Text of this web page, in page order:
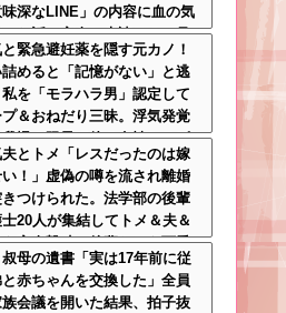
味深なLINE」の内容に血の気
いた話←完全に未読スルー見
てて草
緊急避妊薬を隠す元カノ！
詰めると「記憶がない」と逃
を「モラハラ男」認定して
プ＆おねだり三昧。浮気発覚
慢の限界で他の女性とスピ
した結果ｗｗｗｗｗ
とトメ「レスだったのは嫁
！」虚偽の噂を流され離婚
きつけられた。法学部の後輩
20人が集結してトメ＆夫＆
を完全撃破←後輩たちを可愛
ていた恩が最高形で返ってき
母の遺書「実は17年前に従
と赤ちゃんを交換した」全員
会議を開いた結果、拍子抜